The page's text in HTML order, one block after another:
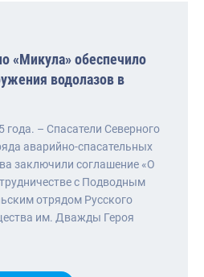
«Микула» обеспечило
водолазов в
– Спасатели Северного
аварийно-спасательных
заключили соглашение «О
с Подводным
отрядом Русского
им. Дважды Героя